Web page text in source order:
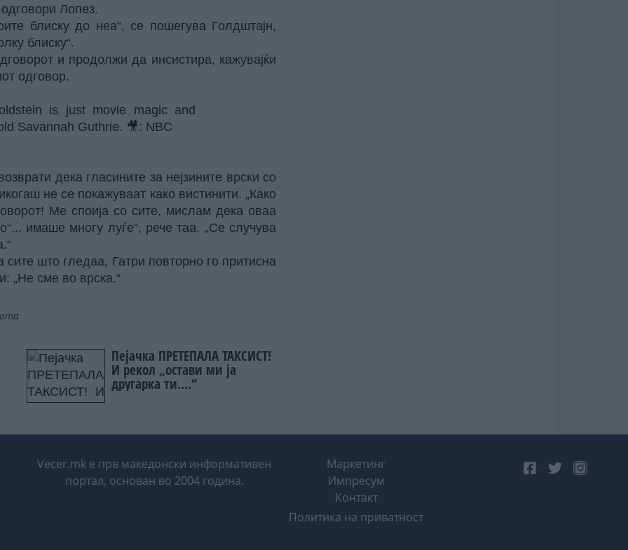
Лопез.
блиску до неа“, се пошегува Голдштајн,
блиску“.
и продолжи да инсистира, кажувајќи
одговор.
is just movie magic and
Savannah Guthrie. 🎥: NBC
дека гласините за нејзините врски со
не се покажуваат како вистинити. „Како
Ме споија со сите, мислам дека оваа
имаше многу луѓе“, рече таа. „Се случува
што гледаа, Гатри повторно го притисна
„Не сме во врска.“
Пејачка ПРЕТЕПАЛА ТАКСИСТ!
И рекол „остави ми ја
другарка ти....“
Vecer.mk е прв македонски информативен
портал, основан во 2004 година.
Маркетинг
Импресум
Контакт
Политика на приватност